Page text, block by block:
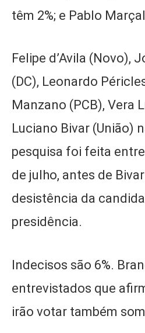
têm 2%; e Pablo
Felipe d’Avila (Novo),
(DC), Leonardo
Manzano (PCB), Vera
Luciano Bivar (União)
pesquisa foi feita entre
de julho, antes de
desistência da
presidência.
Indecisos são 6%.
entrevistados que
irão votar também